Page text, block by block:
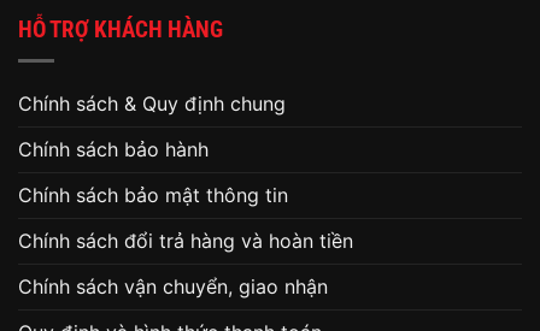
HỖ TRỢ KHÁCH HÀNG
Chính sách & Quy định chung
Chính sách bảo hành
Chính sách bảo mật thông tin
Chính sách đổi trả hàng và hoàn tiền
Chính sách vận chuyển, giao nhận